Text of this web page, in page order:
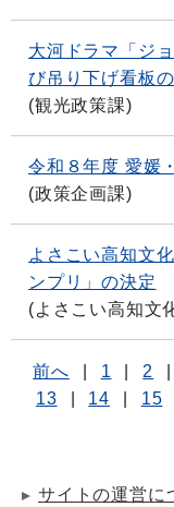
大河ドラマ「ジ
び吊り下げ看板
(観光政策課)
令和８年度 愛媛
(政策企画課)
よさこい高知文
ンプリ」の決定
(よさこい高知文
前へ 1 2
13
14 15
サイトの運営に